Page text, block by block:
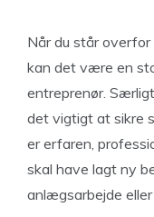
Når du står
kan det være en
entreprenør.
det vigtigt at sikre
er erfaren,
skal have lagt ny
anlægsarbejde